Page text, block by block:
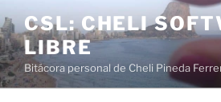
al
contenido
CSL: CHELI
LIBRE
Bitácora personal de Cheli Pineda